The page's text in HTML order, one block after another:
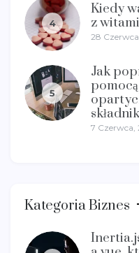
4
Kiedy
z
28
5
Jak
7 Czerwca,
Kategoria Biznes